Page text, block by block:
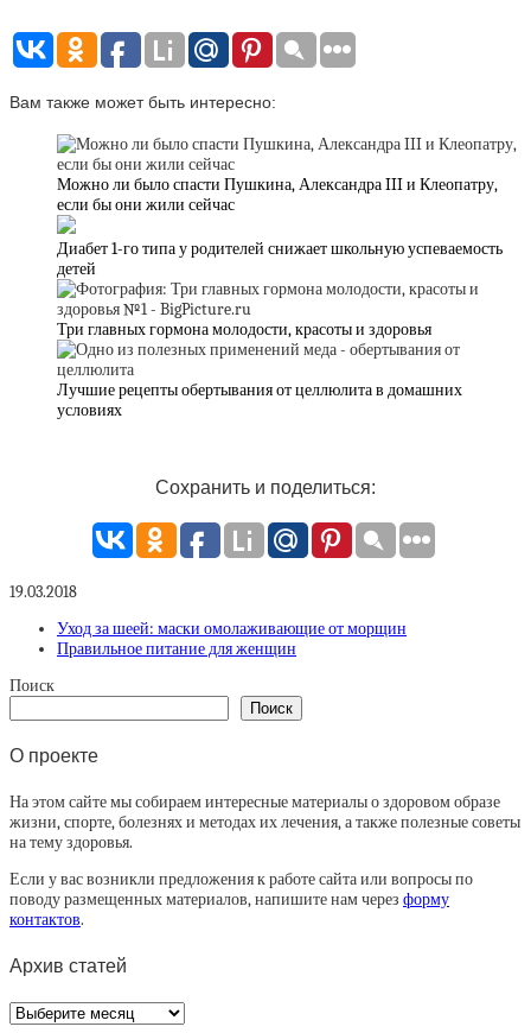
Вам также может быть интересно:
Можно ли было спасти Пушкина, Александра III и Клеопатру,
если бы они жили сейчас
Диабет 1-го типа у родителей снижает школьную успеваемость
детей
Три главных гормона молодости, красоты и здоровья
Лучшие рецепты обертывания от целлюлита в домашних
условиях
Сохранить и поделиться:
19.03.2018
Уход за шеей: маски омолаживающие от морщин
Правильное питание для женщин
Поиск
Поиск
О проекте
На этом сайте мы собираем интересные материалы о здоровом образе
жизни, спорте, болезнях и методах их лечения, а также полезные советы
на тему здоровья.
Если у вас возникли предложения к работе сайта или вопросы по
поводу размещенных материалов, напишите нам через форму
контактов.
Архив статей
Архив